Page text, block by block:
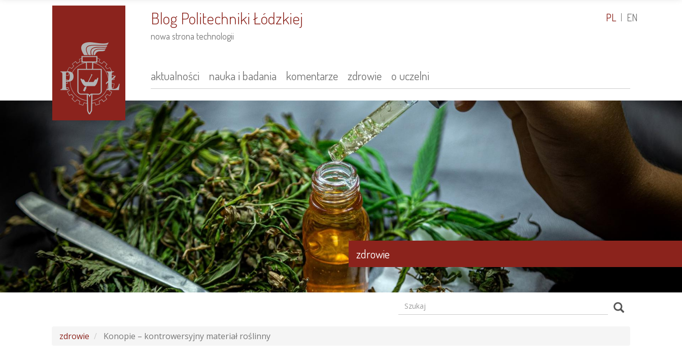
Blog Politechniki Łódzkiej
nowa strona technologii
Main
navigation
aktualności nauka i badania komentarze zdrowie o uczelni
PL EN
zdrowie
Formularz
Szukaj Szukaj
zdrowie Konopie – kontrowersyjny materiał roślinny